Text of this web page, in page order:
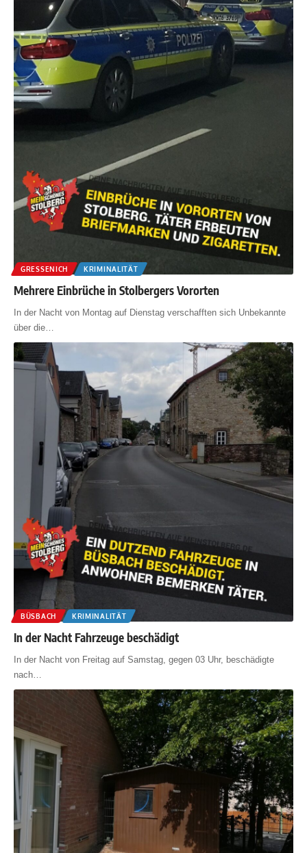
GRESSENICH KRIMINALITÄT
Mehrere Einbrüche in Stolbergers Vororten
In der Nacht von Montag auf Dienstag verschafften sich Unbekannte
über die
BÜSBACH KRIMINALITÄT
In der Nacht Fahrzeuge beschädigt
In der Nacht von Freitag auf Samstag, gegen 03 Uhr, beschädigte
nach